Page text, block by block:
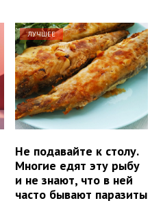
ЛУЧШЕЕ
Не подавайте к столу.
Многие едят эту рыбу
и не знают, что в ней
часто бывают паразиты